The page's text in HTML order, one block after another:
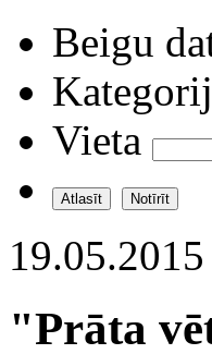
Beigu
Vieta
"Prāta